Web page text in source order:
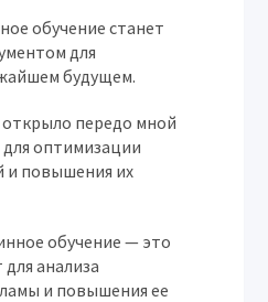
обучение станет
для
будущем.
передо мной
оптимизации
и повышения их
обучение — это
анализа
и повышения ее